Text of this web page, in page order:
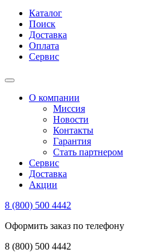
Каталог
Поиск
Доставка
Оплата
Сервис
О компании
Миссия
Новости
Контакты
Гарантия
Стать партнером
Сервис
Доставка
Акции
8 (800) 500 4442
Оформить заказ по телефону
8 (800) 500 4442